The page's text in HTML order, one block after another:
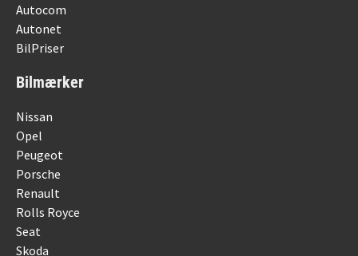
Autocom
Autonet
BilPriser
Bilmærker
Nissan
Opel
Peugeot
Porsche
Renault
Rolls Royce
Seat
Skoda